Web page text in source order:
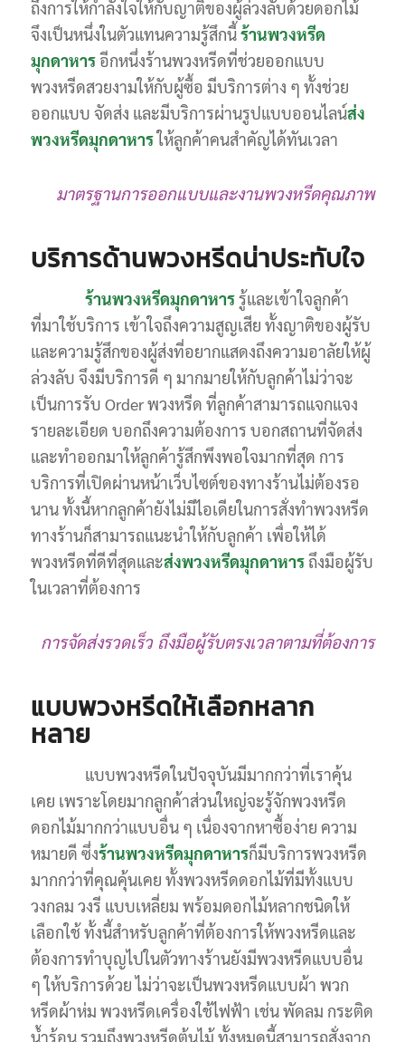
ถึงการให้กำลังใจให้กับญาติของผู้ล่วงลับด้วยดอกไม้
จึงเป็นหนึ่งในตัวแทนความรู้สึกนี้ร้านพวงหรีด
มุกดาหารอีกหนึ่งร้านพวงหรีดที่ช่วยออกแบบ
พวงหรีดสวยงามให้กับผู้ซื้อ มีบริการต่าง ๆ ทั้งช่วย
ออกแบบ จัดส่ง และมีบริการผ่านรูปแบบออนไลน์ส่ง
พวงหรีดมุกดาหารให้ลูกค้าคนสำคัญได้ทันเวลา
มาตรฐานการออกแบบและงานพวงหรีดคุณภาพ
บริการด้านพวงหรีดน่าประทับใจ
ร้านพวงหรีดมุกดาหารรู้และเข้าใจลูกค้า
ที่มาใช้บริการ เข้าใจถึงความสูญเสีย ทั้งญาติของผู้รับ
และความรู้สึกของผู้ส่งที่อยากแสดงถึงความอาลัยให้ผู้
ล่วงลับ จึงมีบริการดี ๆ มากมายให้กับลูกค้าไม่ว่าจะ
เป็นการรับ Order พวงหรีด ที่ลูกค้าสามารถแจกแจง
รายละเอียด บอกถึงความต้องการ บอกสถานที่จัดส่ง
และทำออกมาให้ลูกค้ารู้สึกพึงพอใจมากที่สุด การ
บริการที่เปิดผ่านหน้าเว็บไซต์ของทางร้านไม่ต้องรอ
นาน ทั้งนี้หากลูกค้ายังไม่มีไอเดียในการสั่งทำพวงหรีด
ทางร้านก็สามารถแนะนำให้กับลูกค้า เพื่อให้ได้
พวงหรีดที่ดีที่สุดและส่งพวงหรีดมุกดาหารถึงมือผู้รับ
ในเวลาที่ต้องการ
การจัดส่งรวดเร็ว ถึงมือผู้รับตรงเวลาตามที่ต้องการ
แบบพวงหรีดให้เลือกหลาก
หลาย
แบบพวงหรีดในปัจจุบันมีมากกว่าที่เราคุ้น
เคย เพราะโดยมากลูกค้าส่วนใหญ่จะรู้จักพวงหรีด
ดอกไม้มากกว่าแบบอื่น ๆ เนื่องจากหาซื้อง่าย ความ
หมายดี ซึ่งร้านพวงหรีดมุกดาหารก็มีบริการพวงหรีด
มากกว่าที่คุณคุ้นเคย ทั้งพวงหรีดดอกไม้ที่มีทั้งแบบ
วงกลม วงรี แบบเหลี่ยม พร้อมดอกไม้หลากชนิดให้
เลือกใช้ ทั้งนี้สำหรับลูกค้าที่ต้องการให้พวงหรีดและ
ต้องการทำบุญไปในตัวทางร้านยังมีพวงหรีดแบบอื่น
ๆ ให้บริการด้วย ไม่ว่าจะเป็นพวงหรีดแบบผ้า พวก
หรีดผ้าห่ม พวงหรีดเครื่องใช้ไฟฟ้า เช่น พัดลม กระติด
น้ำร้อน รวมถึงพวงหรีดต้นไม้ ทั้งหมดนี้สามารถสั่งจาก